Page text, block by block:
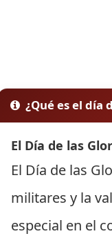
¿Qué es el día
El Día de las
El Día de las
militares y la
especial en el